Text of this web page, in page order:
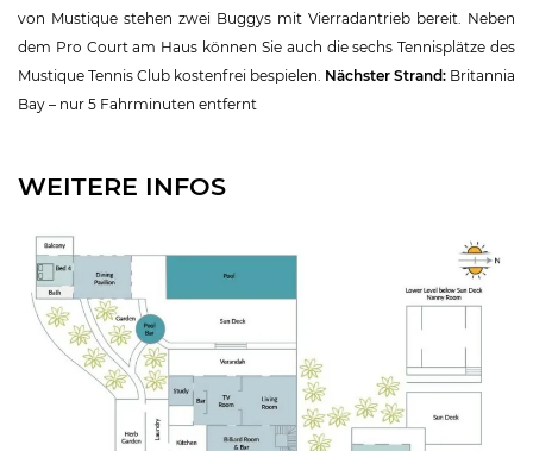
von Mustique stehen zwei Buggys mit Vierradantrieb bereit. Neben
dem Pro Court am Haus können Sie auch die sechs Tennisplätze des
Mustique Tennis Club kostenfrei bespielen. Nächster Strand: Britannia
Bay – nur 5 Fahrminuten entfernt
WEITERE INFOS